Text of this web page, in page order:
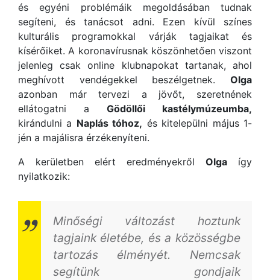
és egyéni problémáik megoldásában tudnak
segíteni, és tanácsot adni. Ezen kívül színes
kulturális programokkal várják tagjaikat és
kísérőiket. A koronavírusnak köszönhetően viszont
jelenleg csak online klubnapokat tartanak, ahol
meghívott vendégekkel beszélgetnek. Olga
azonban már tervezi a jövőt, szeretnének
ellátogatni a Gödöllői kastélymúzeumba,
kirándulni a Naplás tóhoz, és kitelepülni május 1-
jén a majálisra érzékenyíteni.
A kerületben elért eredményekről Olga így
nyilatkozik:
Minőségi változást hoztunk
tagjaink életébe, és a közösségbe
tartozás élményét. Nemcsak
segítünk gondjaik